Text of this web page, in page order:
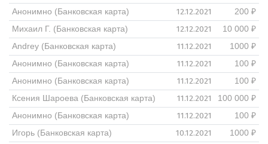
Анонимно (Банковская карта)
12.12.2021
200 ₽
Михаил Г. (Банковская карта)
12.12.2021
10 000 ₽
Andrey (Банковская карта)
11.12.2021
1000 ₽
Анонимно (Банковская карта)
11.12.2021
100 ₽
Анонимно (Банковская карта)
11.12.2021
100 ₽
Ксения Шароева (Банковская карта)
11.12.2021
100 000 ₽
Анонимно (Банковская карта)
11.12.2021
100 ₽
Игорь (Банковская карта)
10.12.2021
1000 ₽